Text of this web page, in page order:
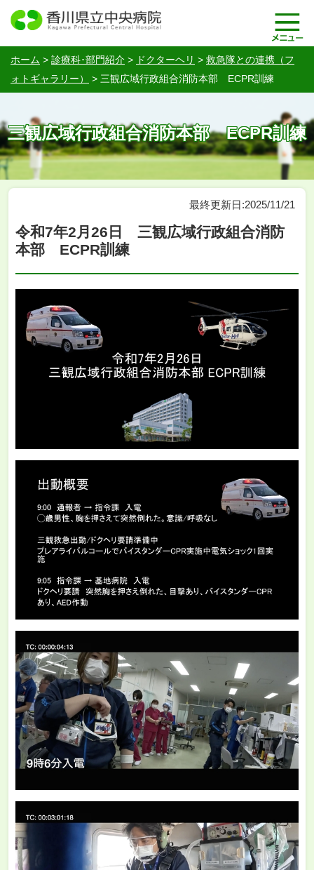
ホーム > 診療科･部門紹介 > ドクターヘリ > 救急隊との連携（フ
ォトギャラリー）
> 三観広域行政組合消防本部 ECPR訓練
三観広域行政組合消防本部 ECPR訓練
最終更新日:2025/11/21
令和7年2月26日 三観広域行政組合消防
本部 ECPR訓練